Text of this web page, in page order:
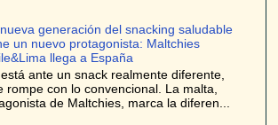
generación del snacking saludable
un nuevo protagonista: Maltchies
llega a España
ante un snack realmente diferente,
rompe con lo convencional. La malta,
de Maltchies, marca la diferen...